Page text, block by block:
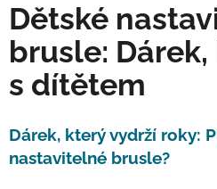
Dětské
brusle:
s dítětem
Dárek, který vydrží roky:
nastavitelné brusle?